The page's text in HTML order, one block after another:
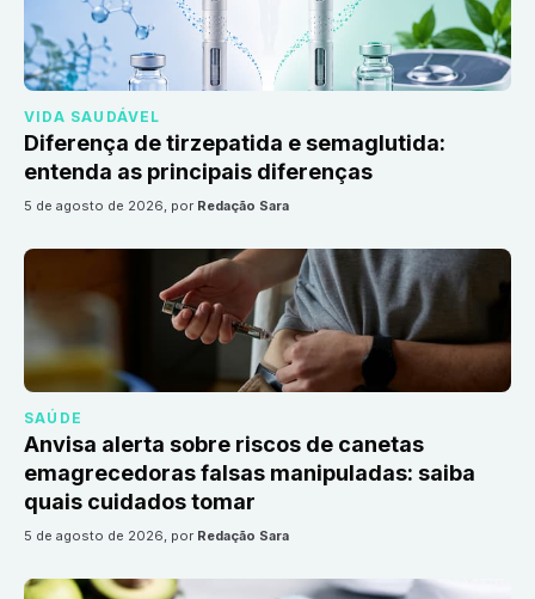
VIDA SAUDÁVEL
Diferença de tirzepatida e semaglutida:
entenda as principais diferenças
5 de agosto de 2026, por Redação Sara
SAÚDE
Anvisa alerta sobre riscos de canetas
emagrecedoras falsas manipuladas: saiba
quais cuidados tomar
5 de agosto de 2026, por Redação Sara